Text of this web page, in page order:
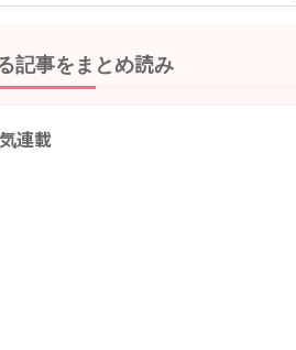
記事をまとめ読み
連載